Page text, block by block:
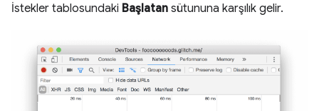
İstekler tablosundaki Başlatan sütununa karşılık gelir.